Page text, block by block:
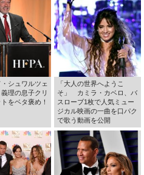
シュワルツェ
理の息子クリ
をベタ褒め！
「大人の世界へようこ
そ」 カミラ・カベロ、バ
スローブ1枚で人気ミュー
ジカル映画の一曲を口パク
で歌う動画を公開